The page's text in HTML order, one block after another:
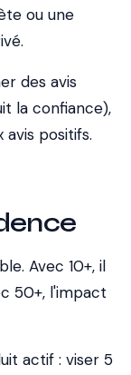
ou une
des avis
la confiance),
avis positifs.
Avec 10+, il
50+, l'impact
actif : viser 5